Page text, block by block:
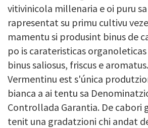
vitivinicola millenaria e oi puru
rapresentat su primu cultivu
mamentu si produsint binus de
po is carateristicas
binus saliosus, friscus e
Vermentinu est s'única
bianca a ai tentu sa
Controllada Garantia. De cabori
tenit una gradatzioni chi andat de